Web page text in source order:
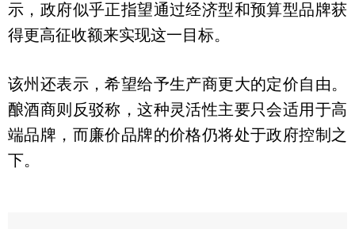
示，政府似乎正指望通过经济型和预算型品牌获
得更高征收额来实现这一目标。
该州还表示，希望给予生产商更大的定价自由。
酿酒商则反驳称，这种灵活性主要只会适用于高
端品牌，而廉价品牌的价格仍将处于政府控制之
下。